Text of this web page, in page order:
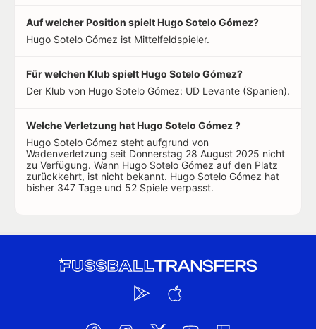
Auf welcher Position spielt Hugo Sotelo Gómez?
Hugo Sotelo Gómez ist Mittelfeldspieler.
Für welchen Klub spielt Hugo Sotelo Gómez?
Der Klub von Hugo Sotelo Gómez: UD Levante (Spanien).
Welche Verletzung hat Hugo Sotelo Gómez ?
Hugo Sotelo Gómez steht aufgrund von
Wadenverletzung seit Donnerstag 28 August 2025 nicht
zu Verfügung. Wann Hugo Sotelo Gómez auf den Platz
zurückkehrt, ist nicht bekannt. Hugo Sotelo Gómez hat
bisher 347 Tage und 52 Spiele verpasst.